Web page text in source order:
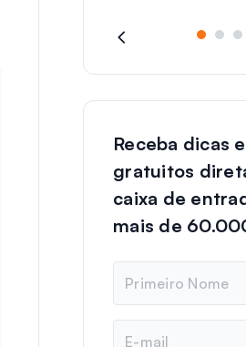
Receba dicas
gratuitos
caixa de
mais de
m
e